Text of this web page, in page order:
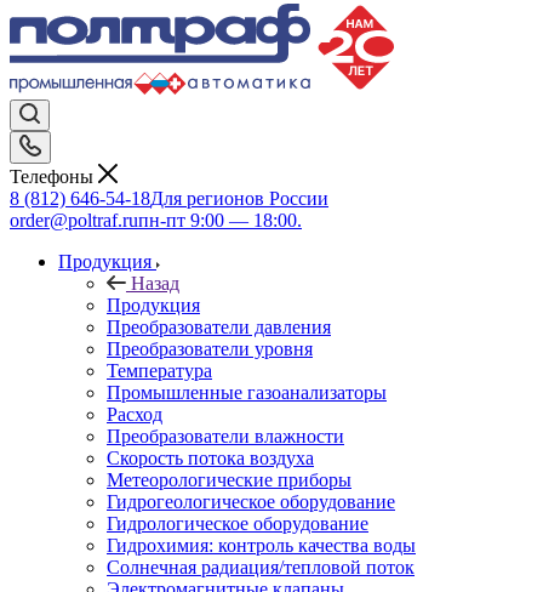
Телефоны
8 (812) 646-54-18Для регионов России
order@poltraf.ruпн-пт 9:00 — 18:00.
Продукция
Назад
Продукция
Преобразователи давления
Преобразователи уровня
Температура
Промышленные газоанализаторы
Расход
Преобразователи влажности
Скорость потока воздуха
Метеорологические приборы
Гидрогеологическое оборудование
Гидрологическое оборудование
Гидрохимия: контроль качества воды
Солнечная радиация/тепловой поток